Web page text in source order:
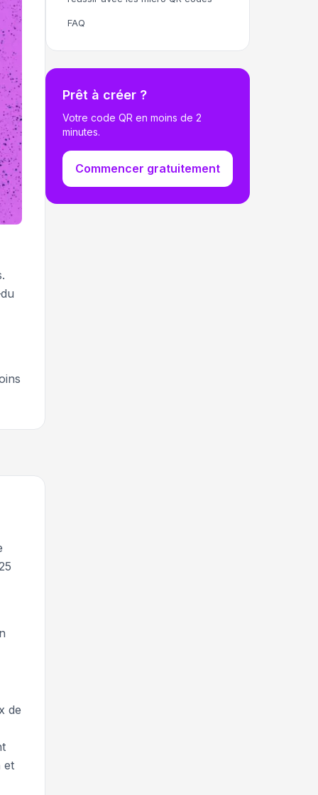
de
et
FAQ
Prêt à créer ?
Votre code QR en moins de 2
minutes.
Commencer gratuitement